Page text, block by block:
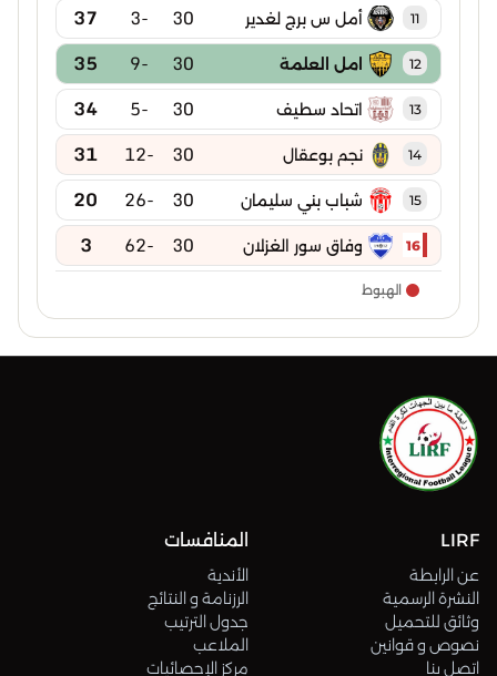
11 أمل س برج لغدير 30
-3
37
12 امل العلمة 30
-9
35
13 اتحاد سطيف 30
-5
34
14 نجم بوعقال 30
-12
31
15 شباب بني سليمان 30
-26
20
16 وفاق سور الغزلان 30
-62
3
الهبوط
LIRF
عن الرابطة
النشرة الرسمية
وثائق للتحميل
نصوص و قوانين
اتصل بنا
المنافسات
الأندية
الرزنامة و النتائج
جدول الترتيب
الملاعب
مركز الإحصائيات